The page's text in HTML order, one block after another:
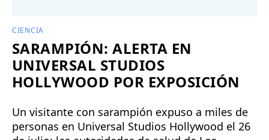
CIENCIA
SARAMPIÓN: ALERTA EN
UNIVERSAL STUDIOS
HOLLYWOOD POR EXPOSICIÓN
Un visitante con sarampión expuso a miles de
personas en Universal Studios Hollywood el 26